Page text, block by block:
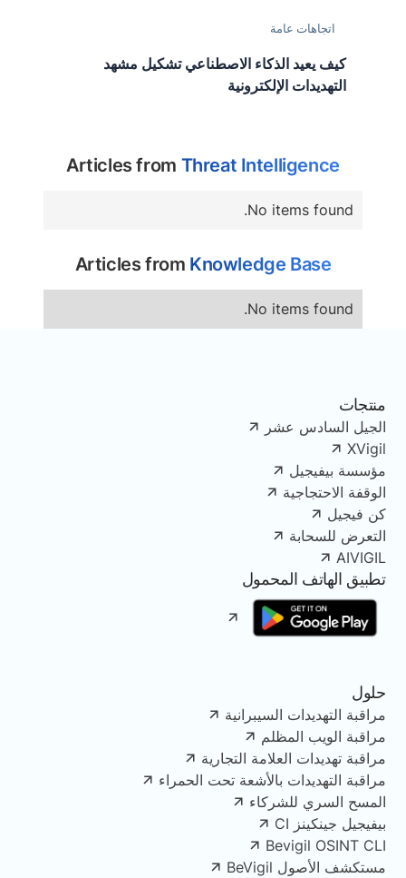
اتجاهات عامة
كيف يعيد الذكاء الاصطناعي تشكيل مشهد
التهديدات الإلكترونية
Articles from Threat Intelligence
No items found.
Articles from Knowledge Base
No items found.
منتجات
الجيل السادس عشر
XVigil
مؤسسة بيفيجيل
الوقفة الاحتجاجية
كن فيجيل
التعرض للسحابة
AIVIGIL
تطبيق الهاتف المحمول
حلول
مراقبة التهديدات السيبرانية
مراقبة الويب المظلم
مراقبة تهديدات العلامة التجارية
مراقبة التهديدات بالأشعة تحت الحمراء
المسح السري للشركاء
بيفيجيل جينكينز CI
Bevigil OSINT CLI
مستكشف الأصول BeVigil